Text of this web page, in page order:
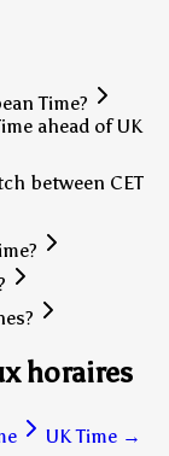
Time?
ahead of UK
between CET
horaires
UK Time →